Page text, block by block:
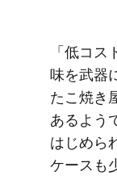
「低コ
味を​武器
たこ焼き
あるよう
はじめら
ケースも​